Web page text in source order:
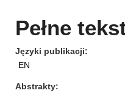
Pełne
Języki publikacji
EN
Abstrakty